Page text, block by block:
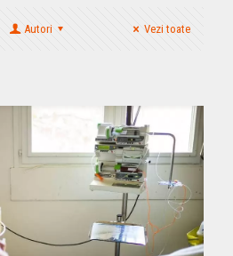
Autori Vezi toate